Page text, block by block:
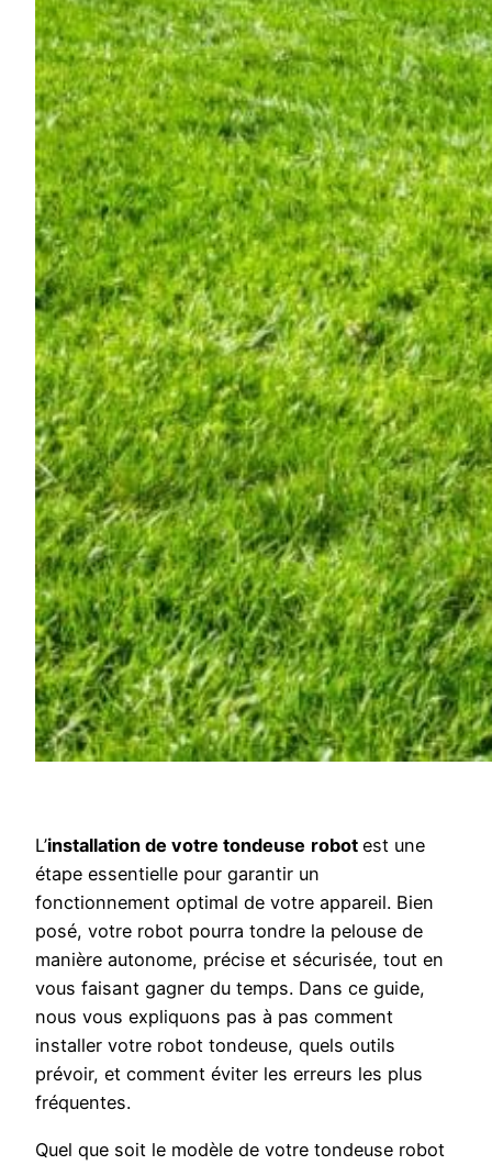
L’installation de votre tondeuse robot est une
étape essentielle pour garantir un
fonctionnement optimal de votre appareil. Bien
posé, votre robot pourra tondre la pelouse de
manière autonome, précise et sécurisée, tout en
vous faisant gagner du temps. Dans ce guide,
nous vous expliquons pas à pas comment
installer votre robot tondeuse, quels outils
prévoir, et comment éviter les erreurs les plus
fréquentes.
Quel que soit le modèle de votre tondeuse robot